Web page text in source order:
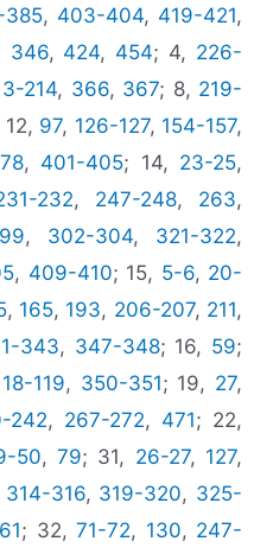
385, 403-404, 419-421,
346, 424, 454; 4, 226-
214, 366, 367; 8, 219-
12, 97, 126-127, 154-157,
78, 401-405; 14, 23-25,
232, 247-248, 263,
, 302-304, 321-322,
, 409-410; 15, 5-6, 20-
, 165, 193, 206-207, 211,
343, 347-348; 16, 59;
119, 350-351; 19, 27,
242, 267-272, 471; 22,
50,79; 31, 26-27, 127,
314-316, 319-320, 325-
; 32, 71-72, 130, 247-